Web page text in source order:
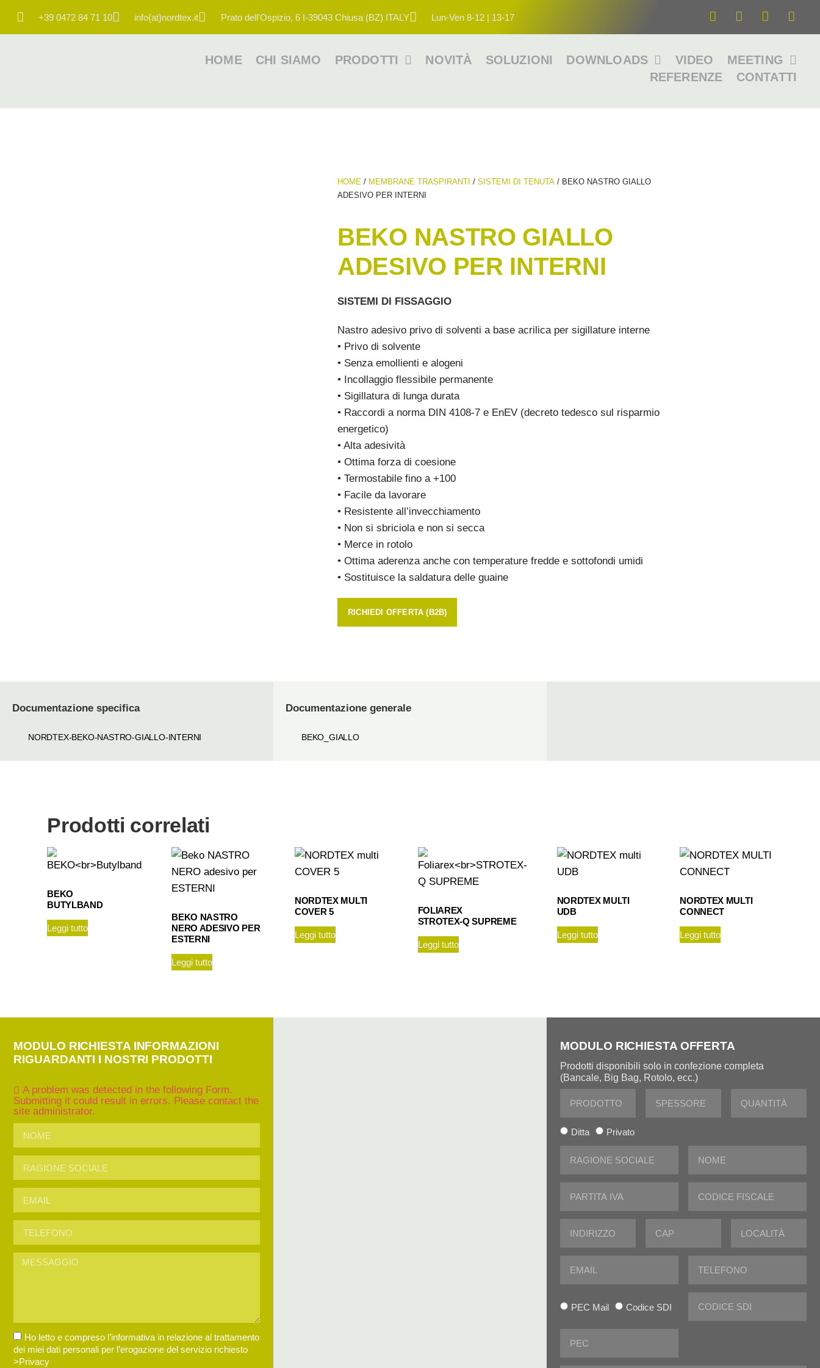
+39 0472 84 71 10 info{at}nordtex.it Prato dell'Ospizio, 6 I-39043 Chiusa (BZ) ITALY Lun-Ven 8-12 | 13-17
HOME CHI SIAMO PRODOTTI NOVITÀ SOLUZIONI DOWNLOADS VIDEO
MEETING
REFERENZE
CONTATTI
HOME / MEMBRANE TRASPIRANTI / SISTEMI DI TENUTA / BEKO NASTRO GIALLO
ADESIVO PER INTERNI
BEKO NASTRO GIALLO
ADESIVO PER INTERNI
SISTEMI DI FISSAGGIO
Nastro adesivo privo di solventi a base acrilica per sigillature interne
• Privo di solvente
• Senza emollienti e alogeni
• Incollaggio flessibile permanente
• Sigillatura di lunga durata
• Raccordi a norma DIN 4108-7 e EnEV (decreto tedesco sul risparmio
energetico)
• Alta adesività
• Ottima forza di coesione
• Termostabile fino a +100
• Facile da lavorare
• Resistente all’invecchiamento
• Non si sbriciola e non si secca
• Merce in rotolo
• Ottima aderenza anche con temperature fredde e sottofondi umidi
• Sostituisce la saldatura delle guaine
RICHIEDI OFFERTA (B2B)
Documentazione specifica
NORDTEX-BEKO-NASTRO-GIALLO-INTERNI
Documentazione generale
BEKO_GIALLO
Prodotti correlati
BEKO
BUTYLBAND
Leggi tutto
BEKO NASTRO
NERO ADESIVO PER
ESTERNI
Leggi tutto
NORDTEX MULTI
COVER 5
Leggi tutto
FOLIAREX
STROTEX-Q SUPREME
Leggi tutto
NORDTEX MULTI
UDB
Leggi tutto
NORDTEX MULTI
CONNECT
Leggi tutto
MODULO RICHIESTA INFORMAZIONI
RIGUARDANTI I NOSTRI PRODOTTI
A problem was detected in the following Form.
Submitting it could result in errors. Please contact the
site administrator.
Ho letto e compreso l’informativa in relazione al trattamento
dei miei dati personali per l’erogazione del servizio richiesto
>Privacy
MODULO RICHIESTA OFFERTA
Prodotti disponibili solo in confezione completa
(Bancale, Big Bag, Rotolo, ecc.)
Ditta Privato
PEC Mail Codice SDI